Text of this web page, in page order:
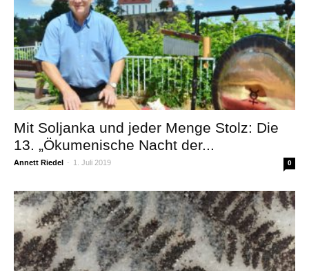
Mit Soljanka und jeder Menge Stolz: Die
13. „Ökumenische Nacht der...
Annett Riedel - 1. Juli 2019 0